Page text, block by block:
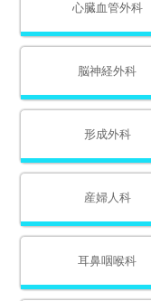
心臓血管外科
脳神経外科
形成外科
産婦人科
耳鼻咽喉科